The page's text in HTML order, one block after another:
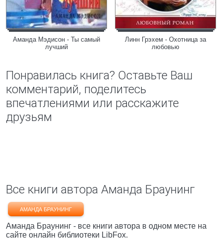
Аманда Мэдисон - Ты самый
лучший
Линн Грэхем - Охотница за
любовью
Понравилась книга? Оставьте Ваш
комментарий, поделитесь
впечатлениями или расскажите
друзьям
Все книги автора Аманда Браунинг
АМАНДА БРАУНИНГ
Аманда Браунинг - все книги автора в одном месте на
сайте онлайн библиотеки LibFox.